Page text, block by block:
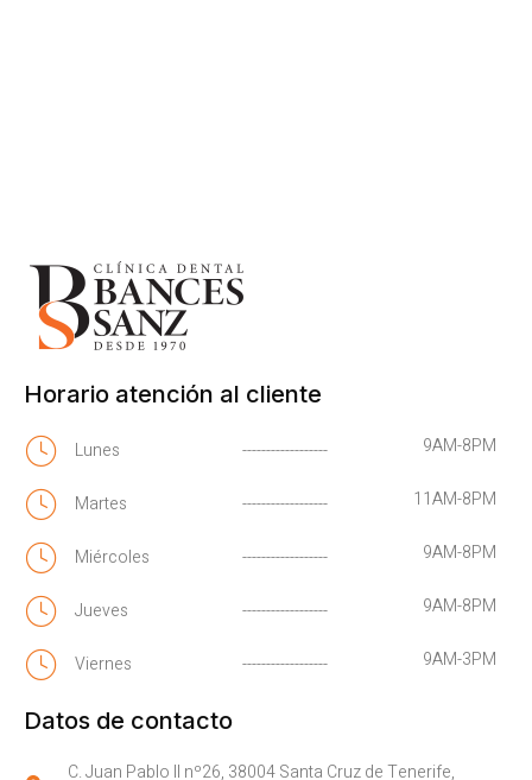
Horario atención al cliente
Lunes ------------------ 9AM-8PM
Martes ------------------ 11AM-8PM
Miércoles ------------------ 9AM-8PM
Jueves ------------------ 9AM-8PM
Viernes ------------------ 9AM-3PM
Datos de contacto
C. Juan Pablo II nº26, 38004 Santa Cruz de Tenerife,